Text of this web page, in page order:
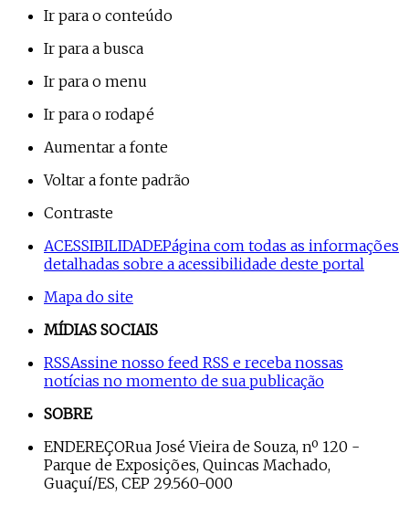
Ir para o conteúdo
Ir para a busca
Ir para o menu
Ir para o rodapé
Aumentar a fonte
Voltar a fonte padrão
Contraste
ACESSIBILIDADEPágina com todas as informações
detalhadas sobre a acessibilidade deste portal
Mapa do site
MÍDIAS SOCIAIS
RSSAssine nosso feed RSS e receba nossas
notícias no momento de sua publicação
SOBRE
ENDEREÇORua José Vieira de Souza, nº 120 -
Parque de Exposições, Quincas Machado,
Guaçuí/ES, CEP 29.560-000